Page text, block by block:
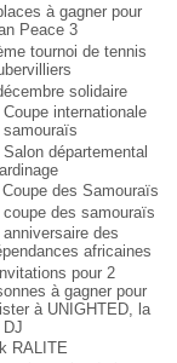
à gagner pour
Peace 3
tournoi de tennis
solidaire
Coupe internationale
samouraïs
Salon départemental
Coupe des Samouraïs
coupe des samouraïs
anniversaire des
africaines
pour 2
à gagner pour
à UNIGHTED, la
DJ
RALITE